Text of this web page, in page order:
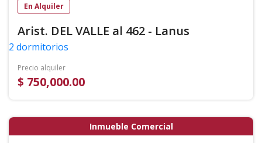
En Alquiler
Arist. DEL VALLE al 462 - Lanus
2 dormitorios
Precio alquiler
$ 750,000.00
Inmueble Comercial